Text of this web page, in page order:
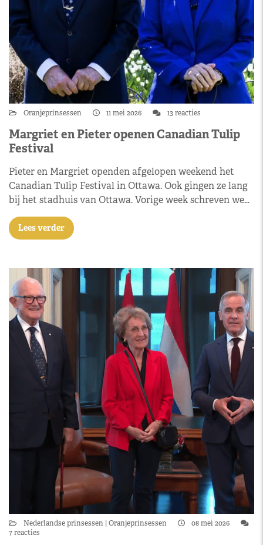
Oranjeprinsessen 11 mei 2026 13 reacties
Margriet en Pieter openen Canadian Tulip
Festival
Pieter en Margriet openden afgelopen weekend het
Canadian Tulip Festival in Ottawa. Ook gingen ze lang
bij het stadhuis van Ottawa. Vorige week schreven we…
Lees verder
Nederlandse prinsessen Oranjeprinsessen
08 mei 2026
7 reacties